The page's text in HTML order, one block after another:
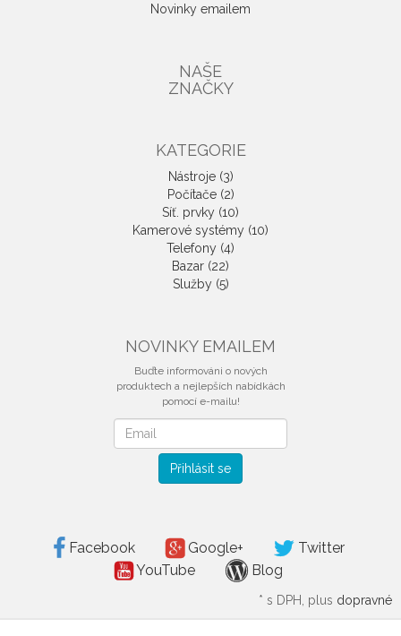
Novinky emailem
NAŠE
ZNAČKY
KATEGORIE
Nástroje (3)
Počítače (2)
Síť. prvky (10)
Kamerové systémy (10)
Telefony (4)
Bazar (22)
Služby (5)
NOVINKY EMAILEM
Buďte informováni o nových
produktech a nejlepších nabídkách
pomocí e-mailu!
Přihlásit se
Facebook Google+
Twitter
YouTube
Blog
* s DPH, plus dopravné